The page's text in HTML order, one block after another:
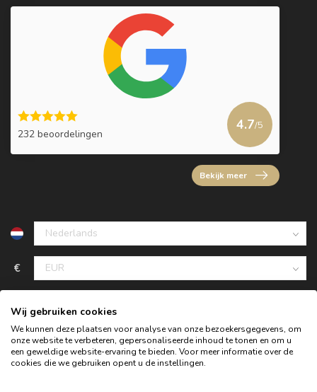
232 beoordelingen
4.7/5
Bekijk meer
€
Wij gebruiken cookies
We kunnen deze plaatsen voor analyse van onze bezoekersgegevens, om
onze website te verbeteren, gepersonaliseerde inhoud te tonen en om u
een geweldige website-ervaring te bieden. Voor meer informatie over de
cookies die we gebruiken opent u de instellingen.